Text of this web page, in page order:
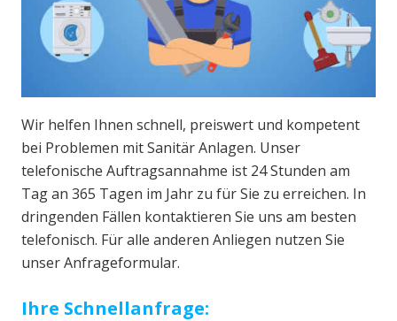
Wir helfen Ihnen schnell, preiswert und kompetent
bei Problemen mit Sanitär Anlagen. Unser
telefonische Auftragsannahme ist 24 Stunden am
Tag an 365 Tagen im Jahr zu für Sie zu erreichen. In
dringenden Fällen kontaktieren Sie uns am besten
telefonisch. Für alle anderen Anliegen nutzen Sie
unser Anfrageformular.
Ihre Schnellanfrage: